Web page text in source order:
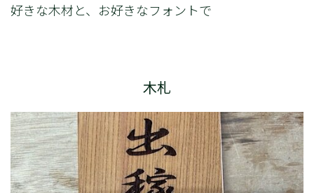
好きな木材と、お好きなフォントで
木札